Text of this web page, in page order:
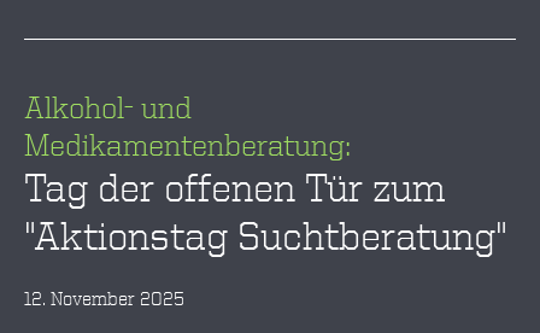
Alkohol- und
Medikamentenberatung:
Tag der offenen Tür zum
"Aktionstag Suchtberatung"
12. November 2025